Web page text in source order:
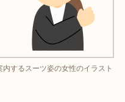
内するスーツ姿の女性のイラスト